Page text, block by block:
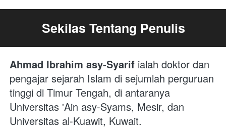
Sekilas Tentang Penulis
Ahmad Ibrahim asy-Syarif ialah doktor dan
pengajar sejarah Islam di sejumlah perguruan
tinggi di Timur Tengah, di antaranya
Universitas 'Ain asy-Syams, Mesir, dan
Universitas al-Kuawit, Kuwait.